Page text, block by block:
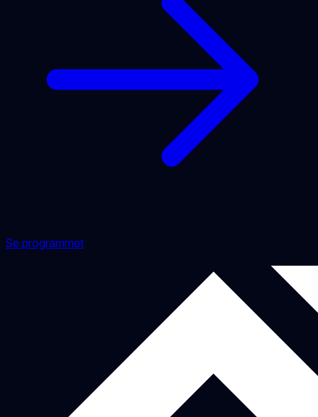
Se programmet